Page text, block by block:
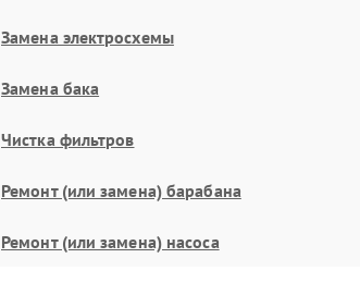
Замена электросхемы
Замена бака
Чистка фильтров
Ремонт (или замена) барабана
Ремонт (или замена) насоса